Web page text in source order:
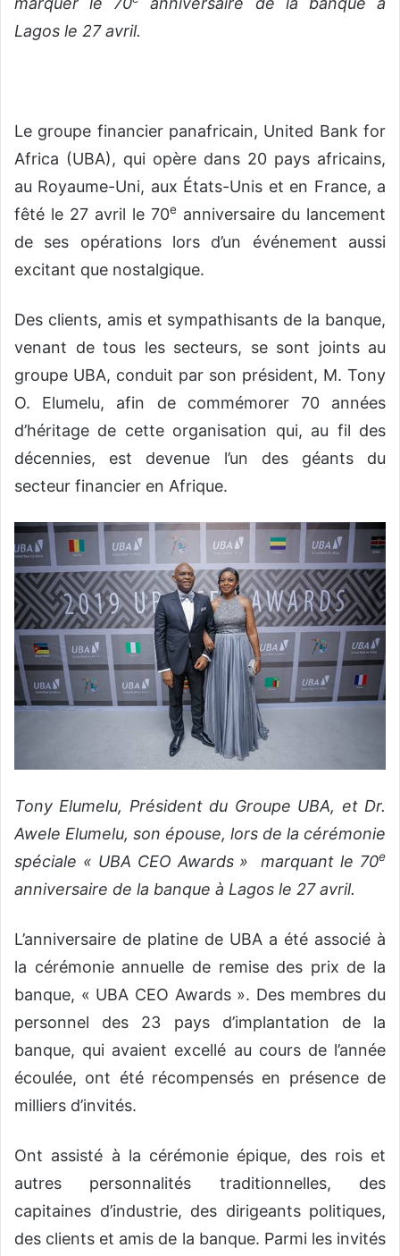
Lagos le 27 avril.
Le groupe financier panafricain, United Bank for
Africa (UBA), qui opère dans 20 pays africains,
au Royaume-Uni, aux États-Unis et en France, a
fêté le 27 avril le 70e anniversaire du lancement
de ses opérations lors d’un événement aussi
excitant que nostalgique.
Des clients, amis et sympathisants de la banque,
venant de tous les secteurs, se sont joints au
groupe UBA, conduit par son président, M. Tony
O. Elumelu, afin de commémorer 70 années
d’héritage de cette organisation qui, au fil des
décennies, est devenue l’un des géants du
secteur financier en Afrique.
Tony Elumelu, Président du Groupe UBA, et Dr.
Awele Elumelu, son épouse, lors de la cérémonie
spéciale « UBA CEO Awards » marquant le 70e
anniversaire de la banque à Lagos le 27 avril.
L’anniversaire de platine de UBA a été associé à
la cérémonie annuelle de remise des prix de la
banque, « UBA CEO Awards ». Des membres du
personnel des 23 pays d’implantation de la
banque, qui avaient excellé au cours de l’année
écoulée, ont été récompensés en présence de
milliers d’invités.
Ont assisté à la cérémonie épique, des rois et
autres personnalités traditionnelles, des
capitaines d’industrie, des dirigeants politiques,
des clients et amis de la banque. Parmi les invités